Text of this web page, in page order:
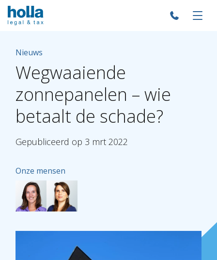
Nieuws
Wegwaaiende
zonnepanelen – wie
betaalt de schade?
Gepubliceerd op 3 mrt 2022
Onze mensen